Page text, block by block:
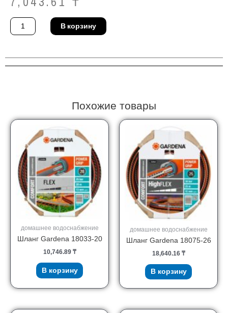
Количество
товара
Пистолет
В корзину
Похожие товары
домашнее водоснабжение
Шланг Gardena 18033-20
10,746.89 ₸
В корзину
домашнее водоснабжение
Шланг Gardena 18075-26
18,640.16 ₸
В корзину